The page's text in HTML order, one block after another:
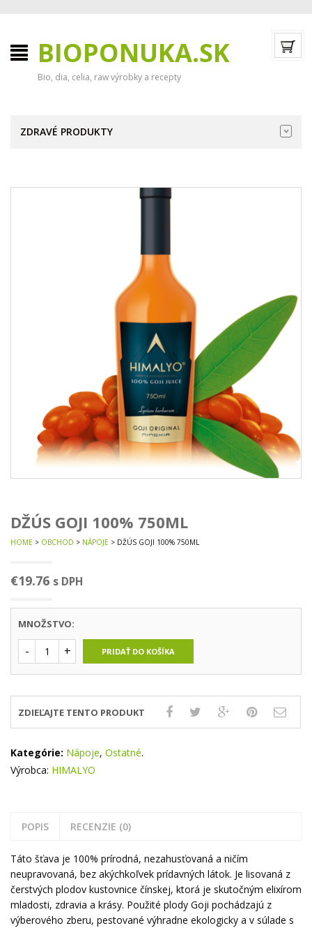
BIOPONUKA.SK
Bio, dia, celia, raw výrobky a recepty
ZDRAVÉ PRODUKTY
DŽÚS GOJI 100% 750ML
HOME > OBCHOD > NÁPOJE > DŽÚS GOJI 100% 750ML
€19.76 s DPH
MNOŽSTVO:
PRIDAŤ DO KOŠÍKA
ZDIEĽAJTE TENTO PRODUKT
Kategórie: Nápoje, Ostatné.
Výrobca: HIMALYO
POPIS RECENZIE (0)
Táto šťava je 100% prírodná, nezahusťovaná a ničím
neupravovaná, bez akýchkoľvek prídavných látok. Je lisovaná z
čerstvých plodov kustovnice čínskej, ktorá je skutočným elixírom
mladosti, zdravia a krásy. Použité plody Goji pochádzajú z
výberového zberu, pestované výhradne ekologicky a v súlade s